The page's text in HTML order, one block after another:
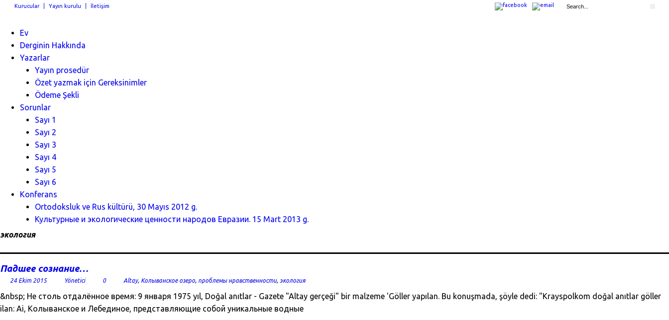
Kurucular Yayın kurulu İletişim
Ev
Derginin Hakkında
Yazarlar
Yayın prosedür
Özet yazmak için Gereksinimler
Ödeme Şekli
Sorunlar
Sayı 1
Sayı 2
Sayı 3
Sayı 4
Sayı 5
Sayı 6
Konferans
Ortodoksluk ve Rus kültürü, 30 Mayıs 2012 g.
Культурные и экологические ценности народов Евразии. 15 Mart 2013 g.
экология
Падшее сознание…
24 Ekim 2015 Yönetici 0 Altay, Колыванское озеро, проблемы нравственности, экология
&nbsp; Не столь отдалённое время: 9 января 1975 yıl, Doğal anıtlar - Gazete "Altay gerçeği" bir malzeme 'Göller yapılan. Bu konuşmada, şöyle dedi: "Krayspolkom doğal anıtlar göller
ilan: Ai, Колыванское и Лебединое, представляющие собой уникальные водные